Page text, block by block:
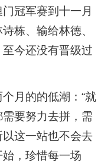
冠军赛到十一月
栋、输给林德、
今还没有晋级过
月的的低潮：“就
要努力去拼，需
这一站也不会去
，珍惜每一场